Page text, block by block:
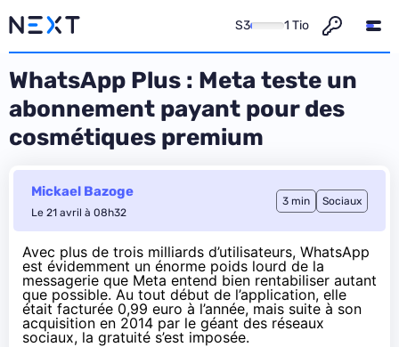
S3 1 Tio
WhatsApp Plus : Meta teste un
abonnement payant pour des
cosmétiques premium
Mickael Bazoge
Le 21 avril à 08h32
3 min Sociaux
Avec plus de trois milliards d’utilisateurs, WhatsApp
est évidemment un énorme poids lourd de la
messagerie que Meta entend bien rentabiliser autant
que possible. Au tout début de l’application, elle
était facturée 0,99 euro à l’année, mais suite à son
acquisition en 2014 par le géant des réseaux
sociaux, la gratuité s’est imposée.